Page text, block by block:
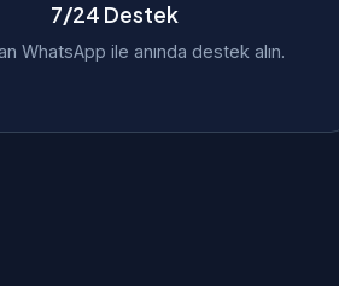
7/24 Destek
WhatsApp ile anında destek alın.